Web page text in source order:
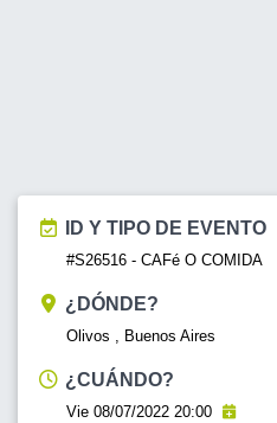
ID Y TIPO DE EVENTO
#S26516 - CAFé O COMIDA
¿DÓNDE?
Olivos , Buenos Aires
¿CUÁNDO?
Vie 08/07/2022 20:00